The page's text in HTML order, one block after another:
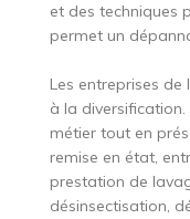
et des techniques
permet un
Les entreprises
à la
métier tout en
remise en état,
prestation de
désinsectisation,